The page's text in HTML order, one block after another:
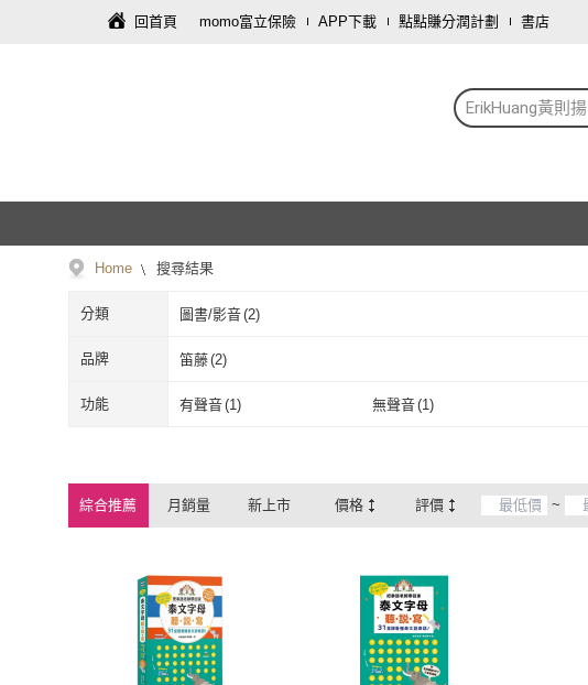
回首頁 momo富立保險 APP下載 點點賺分潤計劃 書店
ErikHuang黃則揚
Home 搜尋結果
分類 圖書/影音(2)
品牌 笛藤(2)
笛藤(2
功能 有聲音(1) 無聲音(1)
綜合推薦 月銷量 新上市 價格 評價 ~